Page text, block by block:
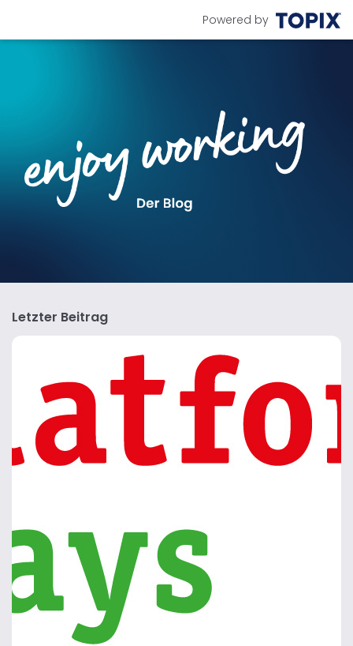
Powered by
Letzter Beitrag